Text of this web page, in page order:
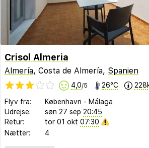
Crisol Almeria
Almería, Costa de Almería, Spanien
4,0/5 26°C
Flyv fra: København - Málaga
Udrejse:
søn 27 sep 20:45
Retur:
tor 01 okt 07:30
Nætter:
4